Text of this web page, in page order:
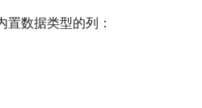
数据类型的列：